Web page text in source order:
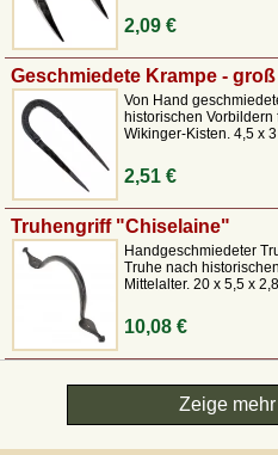
2,09 €
Geschmiedete Krampe - groß
Von Hand
historischen
Wikinger-Kisten. 4,5 x
2,51 €
Truhengriff "Chiselaine"
Handgeschmiedeter
Truhe nach
Mittelalter. 20 x 5,5 x
10,08 €
Zeige